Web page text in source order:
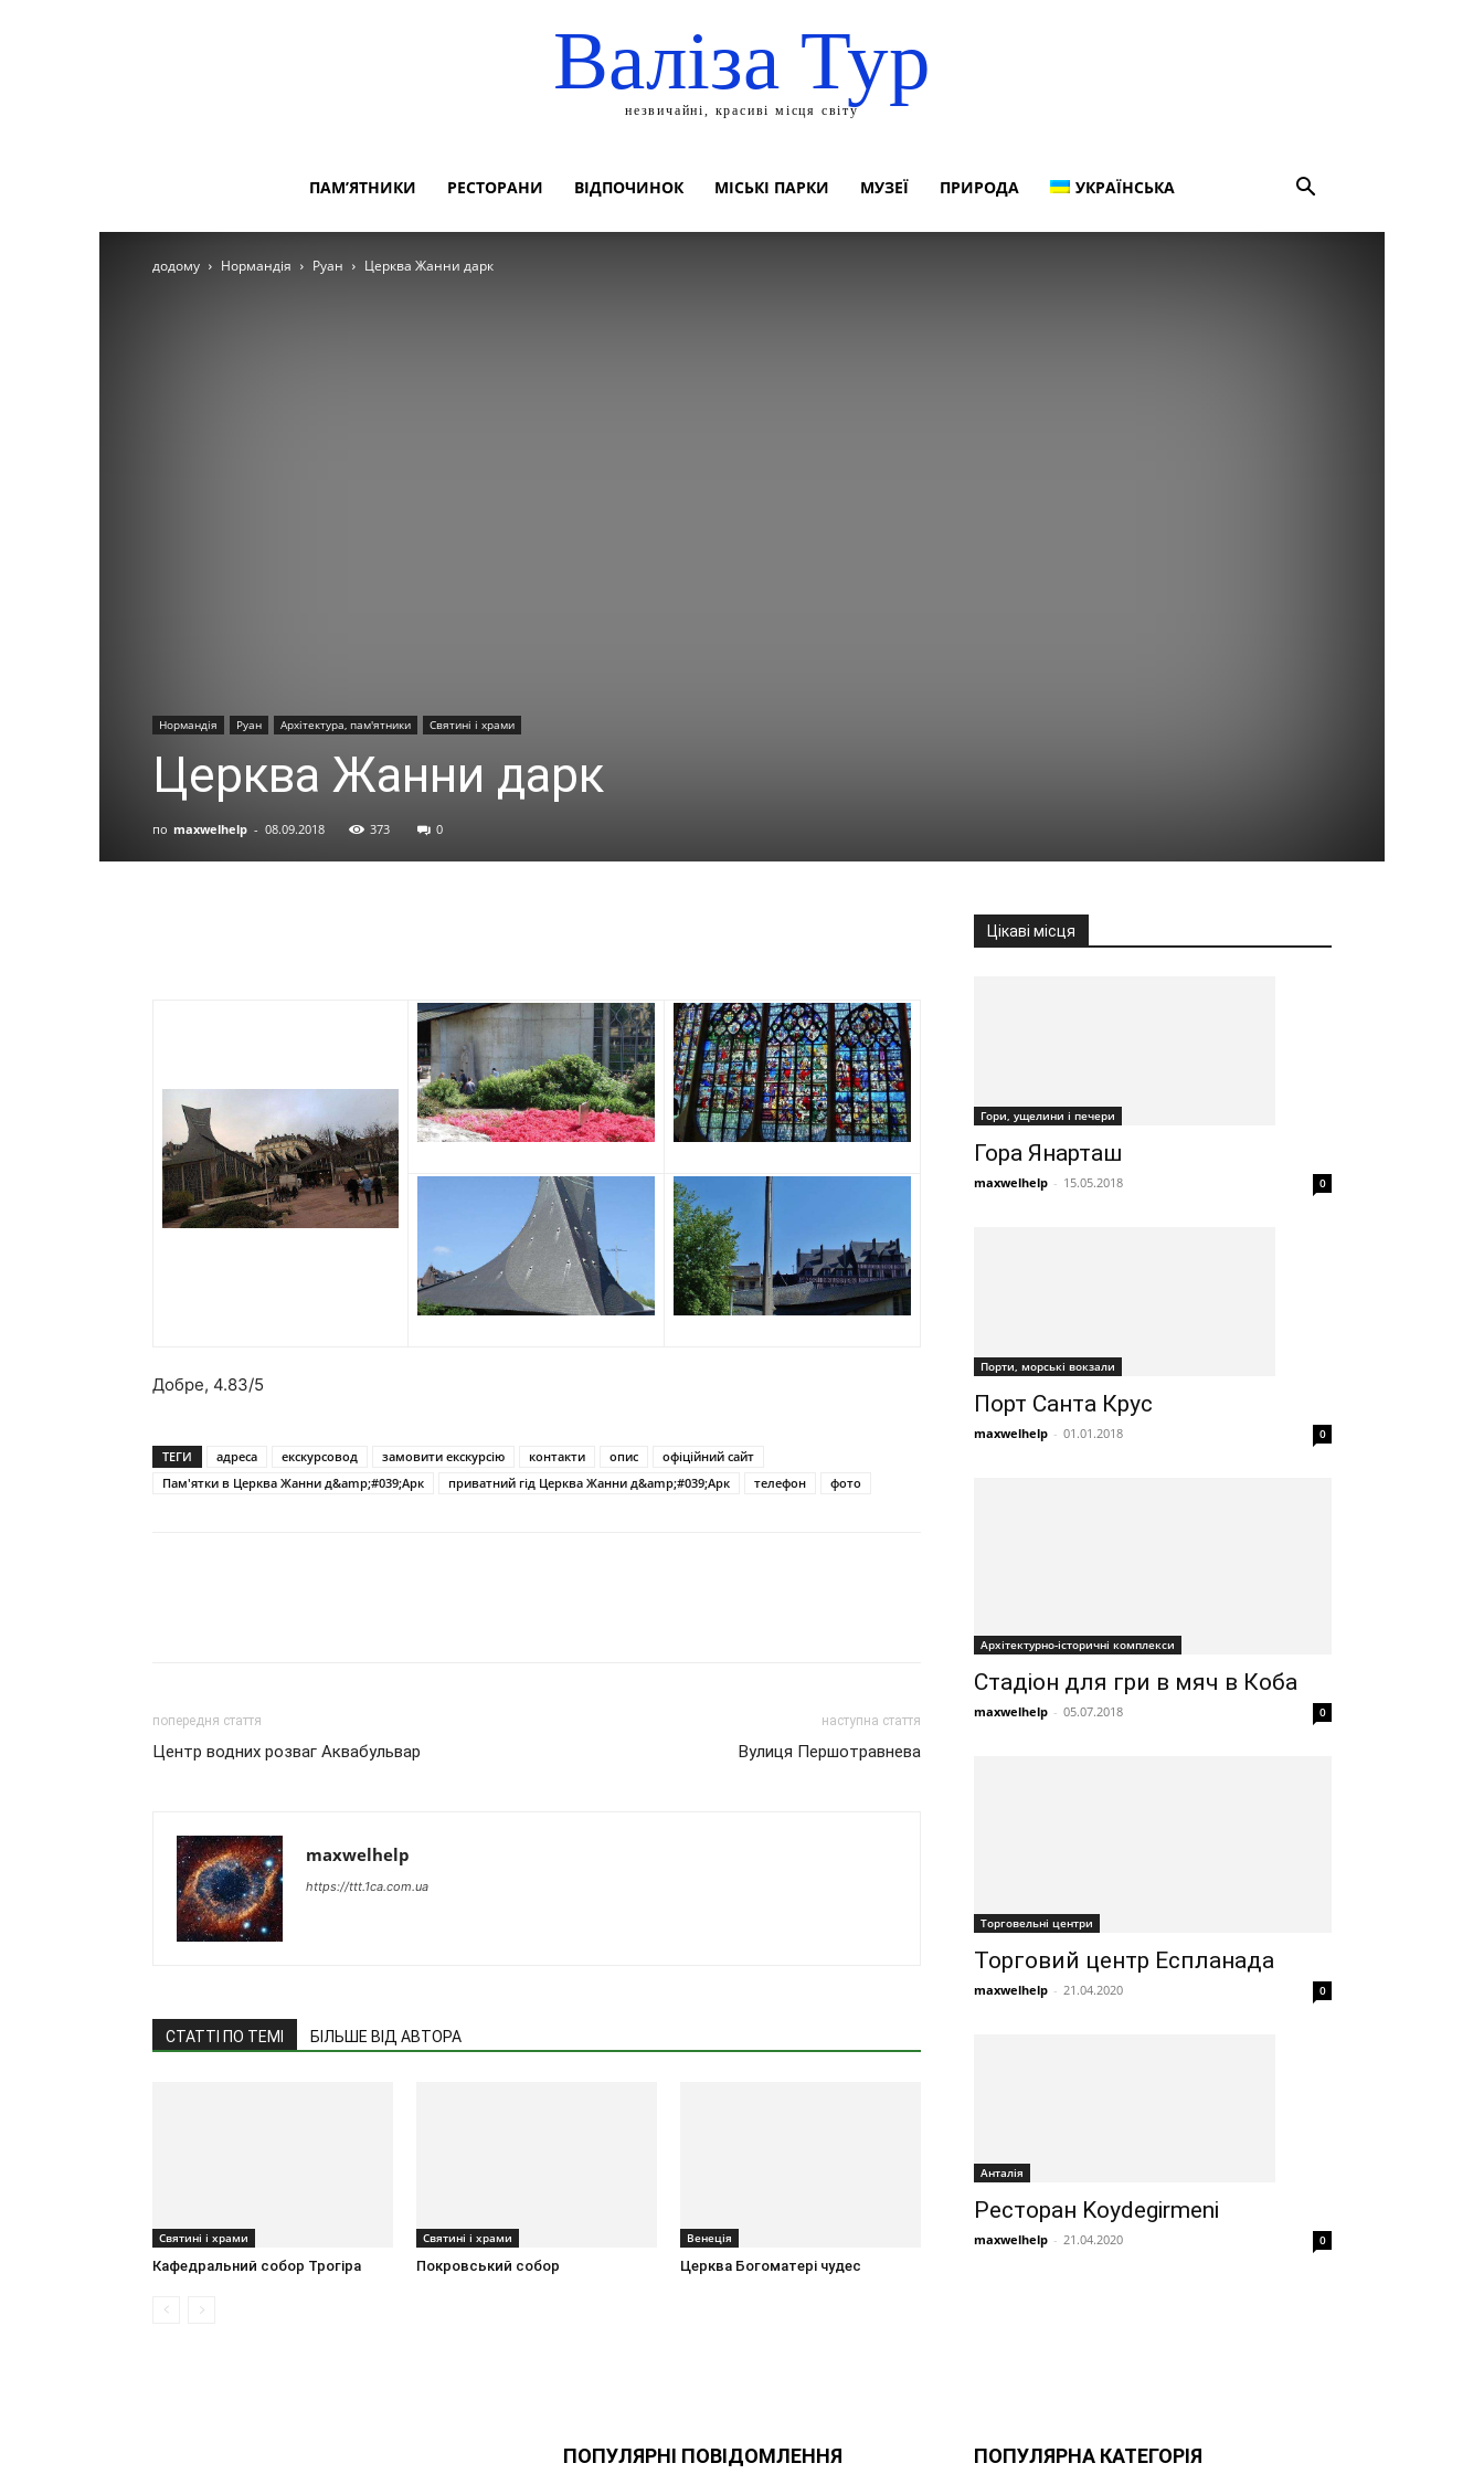
Валіза Тур
незвичайні, красиві місця світу
ПАМ’ЯТНИКИ РЕСТОРАНИ ВІДПОЧИНОК МІСЬКІ ПАРКИ МУЗЕЇ ПРИРОДА УКРАЇНСЬКА
додому Нормандія Руан Церква Жанни дарк
Нормандія Руан Архітектура, пам'ятники Святині і храми
Церква Жанни дарк
по maxwelhelp - 08.09.2018 373 0
Добре, 4.83/5
ТЕГИ адреса екскурсовод замовити екскурсію контакти опис
офіційний сайт
Пам'ятки в Церква Жанни д&amp;#039;Арк
приватний гід Церква Жанни д&amp;#039;Арк телефон фото
попередня стаття
Центр водних розваг Аквабульвар
наступна стаття
Вулиця Першотравнева
maxwelhelp
https://ttt.1ca.com.ua
СТАТТІ ПО ТЕМІ БІЛЬШЕ ВІД АВТОРА
Святині і храми
Кафедральний собор Трогіра
Святині і храми
Покровський собор
Венеція
Церква Богоматері чудес
Цікаві місця
Гори, ущелини і печери
Гора Янарташ
maxwelhelp - 15.05.2018 0
Порти, морські вокзали
Порт Санта Крус
maxwelhelp - 01.01.2018 0
Архітектурно-історичні комплекси
Стадіон для гри в мяч в Коба
maxwelhelp - 05.07.2018 0
Торговельні центри
Торговий центр Еспланада
maxwelhelp - 21.04.2020 0
Анталія
Ресторан Koydegirmeni
maxwelhelp - 21.04.2020 0
ПОПУЛЯРНІ ПОВІДОМЛЕННЯ ПОПУЛЯРНА КАТЕГОРІЯ